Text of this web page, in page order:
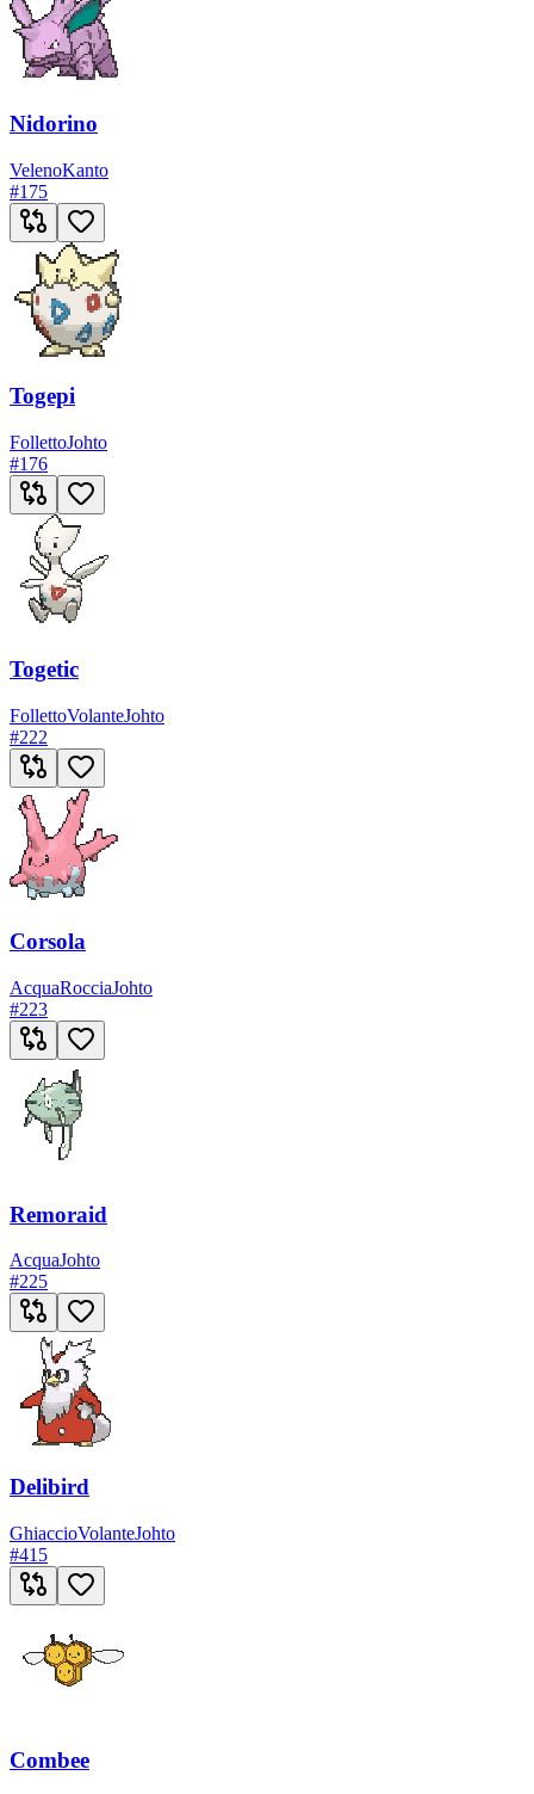
Nidorino
VelenoKanto
#175
Togepi
FollettoJohto
#176
Togetic
FollettoVolanteJohto
#222
Corsola
AcquaRocciaJohto
#223
Remoraid
AcquaJohto
#225
Delibird
GhiaccioVolanteJohto
#415
Combee